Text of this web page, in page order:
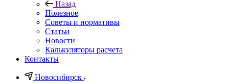
Назад
Полезное
Советы и нормативы
Статьи
Новости
Калькуляторы расчета
Контакты
Новосибирск